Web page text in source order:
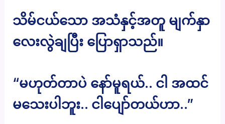
သိမ်ငယ်သော အသံနှင့်အတူ မျက်နှာ
လေးလွဲချပြီး ပြောရှာသည်။
“မဟုတ်တာပဲ နော်မူရယ်.. ငါ အထင်
မသေးပါဘူး.. ငါပျော်တယ်ဟာ..”